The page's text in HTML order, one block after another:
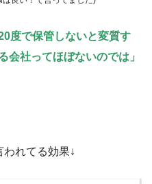
度で保管しないと変質す
会社ってほぼないのでは」
れてる効果↓